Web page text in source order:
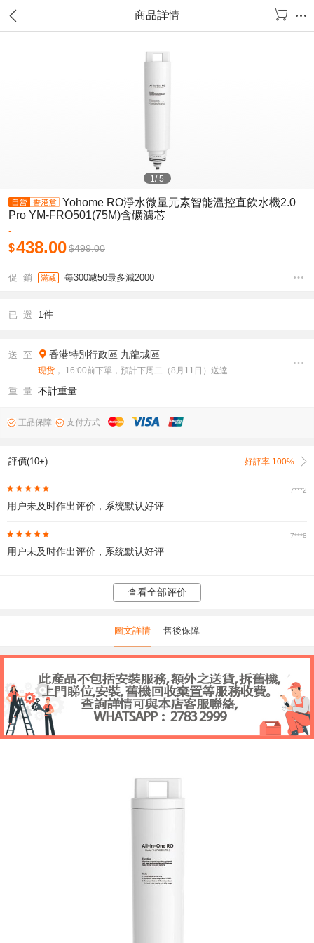
商品詳情
1/5
Yohome RO淨水微量元素智能溫控直飲水機2.0
Pro YM-FRO501(75M)含礦濾芯
-
$438.00$499.00
促 銷 滿减 每300减50最多減2000
已 選 1件
送 至 香港特別行政區 九龍城區
现货 ， 16:00前下單，預計下周二（8月11日）送達
重 量 不計重量
正品保障 支付方式
評價(10+) 好評率 100%
7***2
用户未及时作出评价，系统默认好评
7***8
用户未及时作出评价，系统默认好评
查看全部评价
圖文詳情 售後保障